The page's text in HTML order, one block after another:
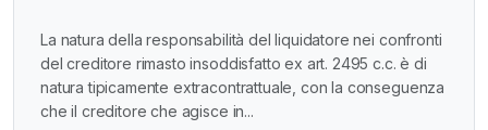
La natura della responsabilità del liquidatore nei confronti
del creditore rimasto insoddisfatto ex art. 2495 c.c. è di
natura tipicamente extracontrattuale, con la conseguenza
che il creditore che agisce in...